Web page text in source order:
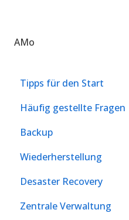
AMo
Tipps für den Start
Häufig gestellte Fragen
Backup
Wiederherstellung
Desaster Recovery
Zentrale Verwaltung